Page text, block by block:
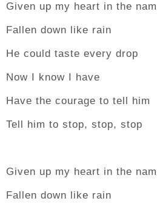
Given up my heart in the
Fallen down like rain
He could taste every drop
Now I know I have
Have the courage to tell him
Tell him to stop, stop, stop
Given up my heart in the
Fallen down like rain